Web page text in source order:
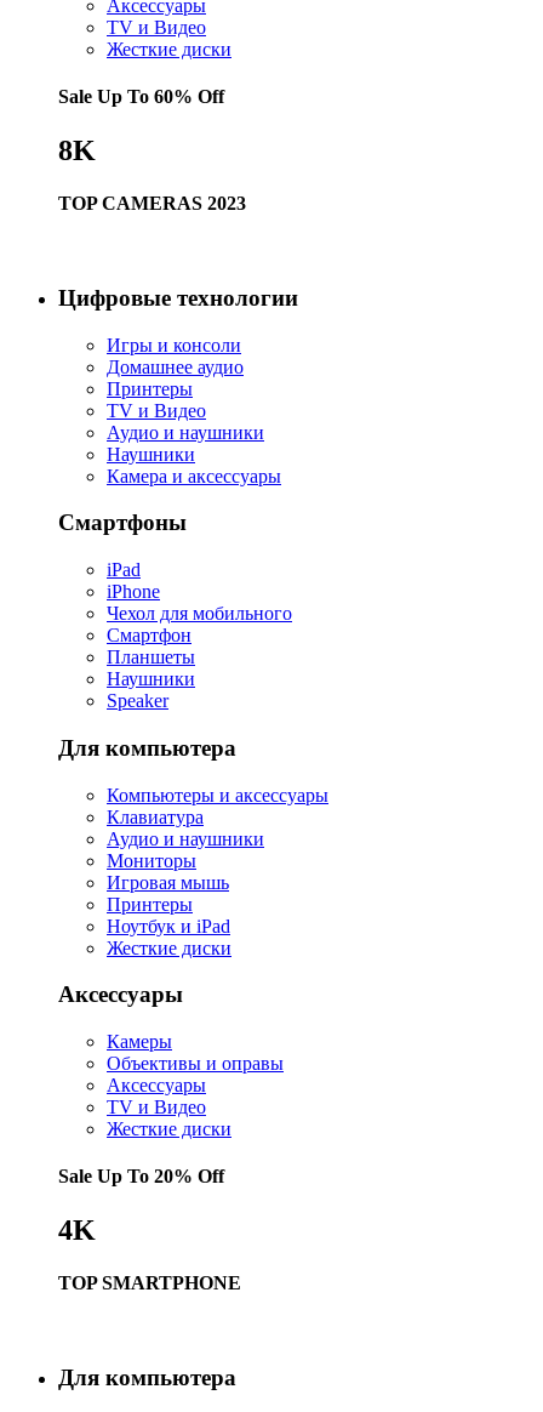
Аксессуары
TV и Видео
Жесткие диски
Sale Up To 60% Off
8K
TOP CAMERAS 2023
Цифровые технологии
Игры и консоли
Домашнее аудио
Принтеры
TV и Видео
Аудио и наушники
Наушники
Камера и аксессуары
Смартфоны
iPad
iPhone
Чехол для мобильного
Смартфон
Планшеты
Наушники
Speaker
Для компьютера
Компьютеры и аксессуары
Клавиатура
Аудио и наушники
Мониторы
Игровая мышь
Принтеры
Ноутбук и iPad
Жесткие диски
Аксессуары
Камеры
Объективы и оправы
Аксессуары
TV и Видео
Жесткие диски
Sale Up To 20% Off
4K
TOP SMARTPHONE
Для компьютера